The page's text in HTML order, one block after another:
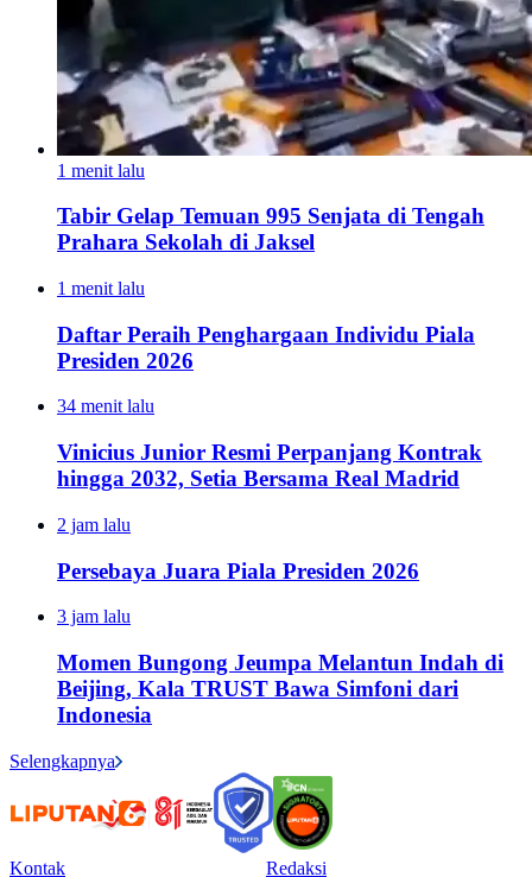
1 menit lalu
Tabir Gelap Temuan 995 Senjata di Tengah
Prahara Sekolah di Jaksel
1 menit lalu
Daftar Peraih Penghargaan Individu Piala
Presiden 2026
34 menit lalu
Vinicius Junior Resmi Perpanjang Kontrak
hingga 2032, Setia Bersama Real Madrid
2 jam lalu
Persebaya Juara Piala Presiden 2026
3 jam lalu
Momen Bungong Jeumpa Melantun Indah di
Beijing, Kala TRUST Bawa Simfoni dari
Indonesia
Selengkapnya
Kontak Redaksi